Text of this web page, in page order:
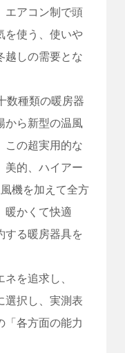
エアコン制で頭
を使う、使いや
越しの需要とな
数種類の暖房器
から新型の温風
この超実用的な
美的、ハイアー
機を加えて全方
暖かくて快適
する暖房器具を
を追求し、
選択し、実測表
「各方面の能力